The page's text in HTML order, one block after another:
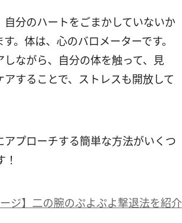
自分のハートをごまかしていないか
。体は、心のバロメーターです。
ながら、自分の体を触って、見
することで、ストレスも開放して
アプローチする簡単な方法がいくつ
ジ】二の腕のぷよぷよ撃退法を紹介